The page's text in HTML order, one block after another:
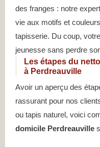
des franges : notre
vie aux motifs et
tapisserie. Du coup,
jeunesse sans perdre
Les étapes du
à Perdreauville
Avoir un aperçu des
rassurant pour nos
ou tapis naturel, voici
domicile Perdreauville